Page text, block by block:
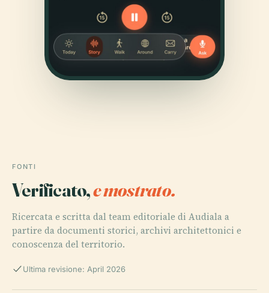
FONTI
Verificato,e mostrato.
Ricercata e scritta dal team editoriale di Audiala a
partire da documenti storici, archivi architettonici e
conoscenza del territorio.
Ultima revisione: April 2026